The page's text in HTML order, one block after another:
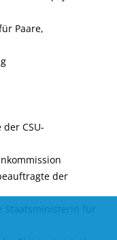
Paare,
CSU-
der
Staatsministerin für